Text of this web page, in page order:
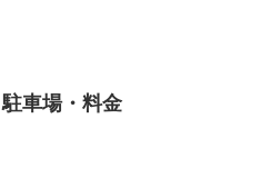
車場・料金